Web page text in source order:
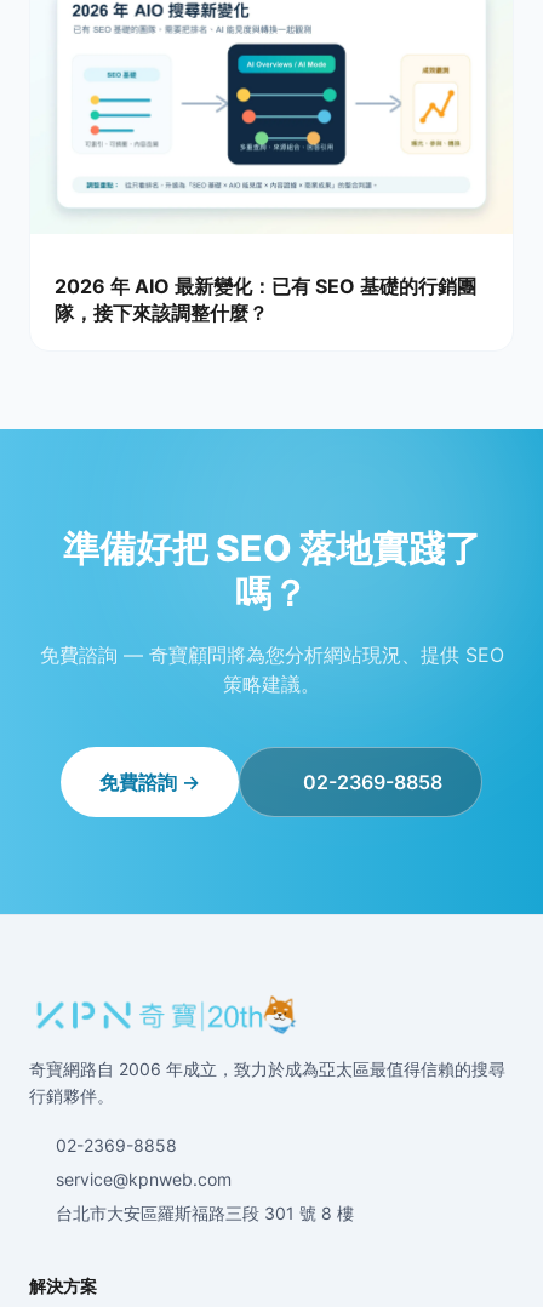
2026 年 AIO 最新變化：已有 SEO 基礎的行銷團
隊，接下來該調整什麼？
準備好把 SEO 落地實踐了
嗎？
免費諮詢 — 奇寶顧問將為您分析網站現況、提供 SEO
策略建議。
免費諮詢 → 02-2369-8858
奇寶網路自 2006 年成立，致力於成為亞太區最值得信賴的搜尋
行銷夥伴。
02-2369-8858
service@kpnweb.com
台北市大安區羅斯福路三段 301 號 8 樓
解決方案